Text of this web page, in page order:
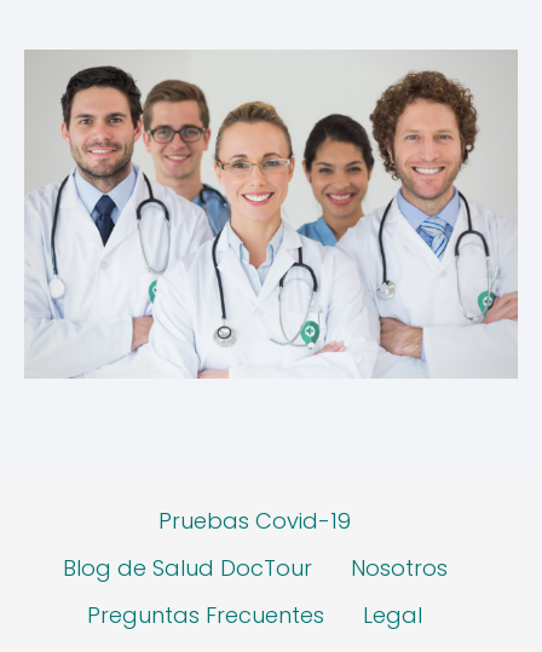
Pruebas Covid-19
Blog de Salud DocTour
Nosotros
Preguntas Frecuentes
Legal